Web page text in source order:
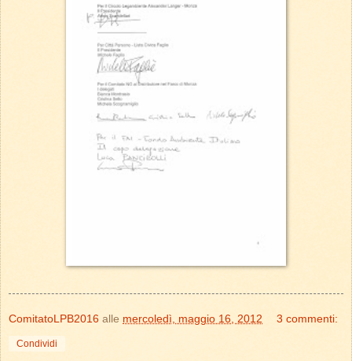
ComitatoLPB2016 alle mercoledì, maggio 16, 2012 3 commenti:
Condividi